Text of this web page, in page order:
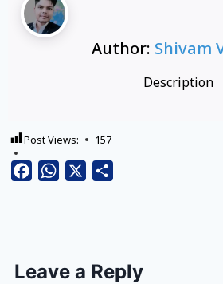
Author: Shivam
Description
Post Views: 157
FacebookWhatsApp
Leave a Reply